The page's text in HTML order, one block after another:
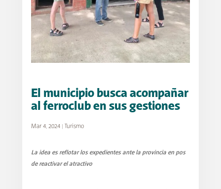
El municipio busca acompañar
al ferroclub en sus gestiones
Mar 4, 2024| Turismo
La idea es reflotar los expedientes ante la provinciaen pos
de reactivar el atractivo